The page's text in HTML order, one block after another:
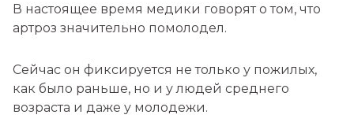
В настоящее время медики говорят о том, что
артроз значительно помолодел.
Сейчас он фиксируется не только у пожилых,
как было раньше, но и у людей среднего
возраста и даже у молодежи.